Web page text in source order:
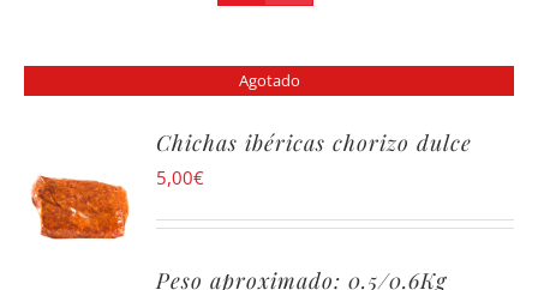
Agotado
Chichas ibéricas chorizo dulce
5,00€
Peso aproximado: 0.5/0.6Kg